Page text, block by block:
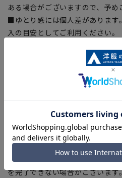
ある場合がございますので、予め
■ゆとり感には個人差があります
入の目安としてご利用ください。
干の誤差が生じる場合がござい
■サイズスペックは仕上がりサイ
部、商品現物におすすめサイズ(
加減により、実際の商品と掲載
います。
■店舗や各モールサイトと商品
上、ご注文いただいたタイミン
を完了できない場合がございま